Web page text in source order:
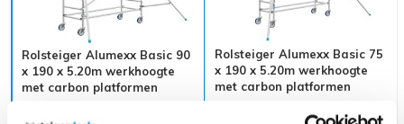
Rolsteiger Alumexx Basic 90
x 190 x 5.20m werkhoogte
met carbon platformen
Rolsteiger Alumexx Basic 75
x 190 x 5.20m werkhoogte
met carbon platformen